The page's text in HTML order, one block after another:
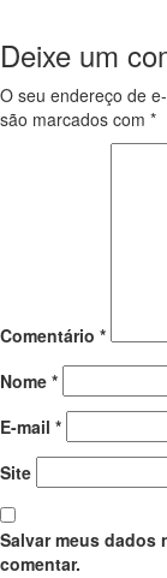
Deixe um
O seu endereço de
são marcados com *
Comentário *
Nome *
E-mail *
Site
Salvar meus dados
comentar.